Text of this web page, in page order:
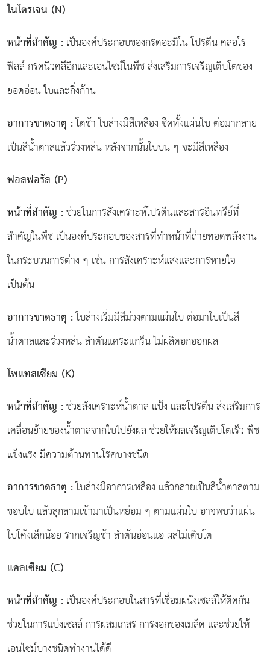
ไนโตรเจน (N)
หน้าที่สำคัญ :เป็นองค์ประกอบของกรดอะมิโน โปรตีน คลอโร
ฟิลล์ กรดนิวคลีอิกและเอนไซม์ในพืช ส่งเสริมการเจริญเติบโตของ
ยอดอ่อน ใบและกิ่งก้าน
อาการขาดธาตุ :โตช้า ใบล่างมีสีเหลือง ซีดทั้งแผ่นใบ ต่อมากลาย
เป็นสีน้ำตาลแล้วร่วงหล่น หลังจากนั้นใบบน ๆ จะมีสีเหลือง
ฟอสฟอรัส (P)
หน้าที่สำคัญ :ช่วยในการสังเคราะห์โปรตีนและสารอินทรีย์ที่
สำคัญในพืช เป็นองค์ประกอบของสารที่ทำหน้าที่ถ่ายทอดพลังงาน
ในกระบวนการต่าง ๆ เช่น การสังเคราะห์แสงและการหายใจ
เป็นต้น
อาการขาดธาตุ :ใบล่างเริ่มมีสีม่วงตามแผ่นใบ ต่อมาใบเป็นสี
น้ำตาลและร่วงหล่น ลำตันแคระแกร็น ไม่ผลิดอกออกผล
โพแทสเซียม (K)
หน้าที่สำคัญ :ช่วยสังเคราะห์น้ำตาล แป้ง และโปรตีน ส่งเสริมการ
เคลื่อนย้ายของน้ำตาลจากใบไปยังผล ช่วยให้ผลเจริญเติบโตเร็ว พืช
แข็งแรง มีความต้านทานโรคบางชนิด
อาการขาดธาตุ :ใบล่างมีอาการเหลือง แล้วกลายเป็นสีน้ำตาลตาม
ขอบใบ แล้วลุกลามเข้ามาเป็นหย่อม ๆ ตามแผ่นใบ อาจพบว่าแผ่น
ใบโค้งเล็กน้อย รากเจริญช้า ลำต้นอ่อนแอ ผลไม่เติบโต
แคลเซียม (C)
หน้าที่สำคัญ :เป็นองค์ประกอบในสารที่เชื่อมผนังเซลล์ให้ติดกัน
ช่วยในการแบ่งเซลล์ การผสมเกสร การงอกของเมล็ด และช่วยให้
เอนไซม์บางชนิดทำงานได้ดี